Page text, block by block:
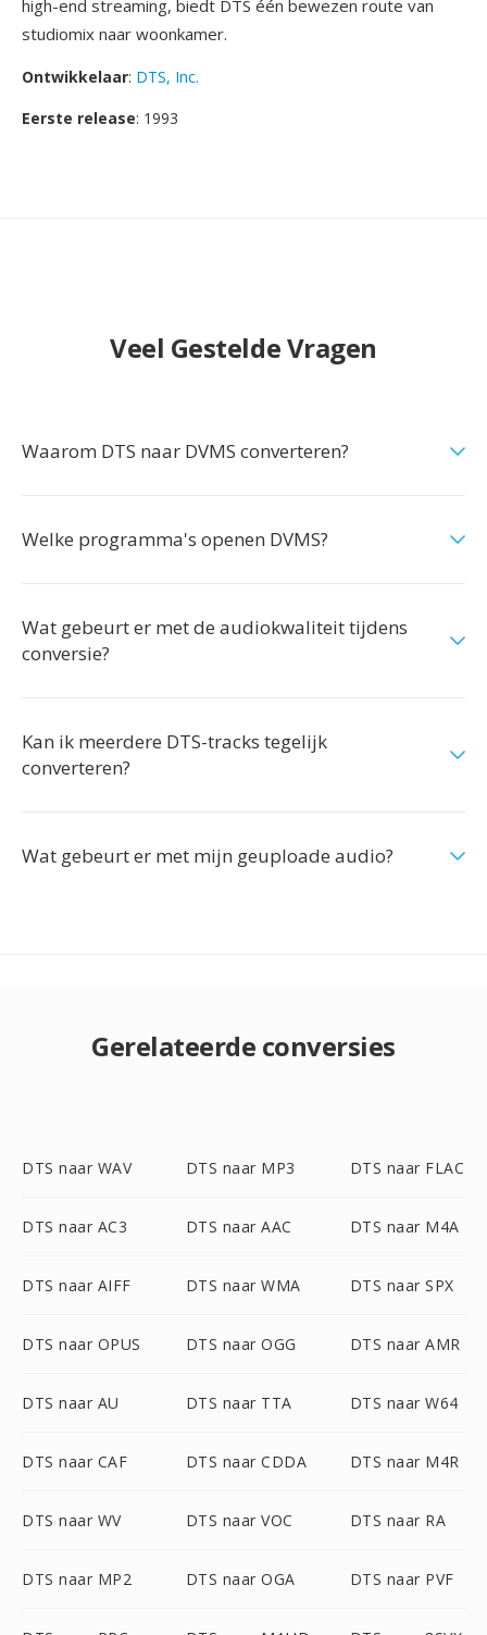
high-end streaming, biedt DTS één bewezen route van
studiomix naar woonkamer.
Ontwikkelaar: DTS, Inc.
Eerste release: 1993
Veel Gestelde Vragen
Waarom DTS naar DVMS converteren?
Welke programma's openen DVMS?
Wat gebeurt er met de audiokwaliteit tijdens
conversie?
Kan ik meerdere DTS-tracks tegelijk
converteren?
Wat gebeurt er met mijn geuploade audio?
Gerelateerde conversies
DTS naar WAV DTS naar MP3 DTS naar FLAC
DTS naar AC3 DTS naar AAC DTS naar M4A
DTS naar AIFF DTS naar WMA DTS naar SPX
DTS naar OPUS DTS naar OGG DTS naar AMR
DTS naar AU DTS naar TTA DTS naar W64
DTS naar CAF DTS naar CDDA DTS naar M4R
DTS naar WV DTS naar VOC DTS naar RA
DTS naar MP2 DTS naar OGA DTS naar PVF